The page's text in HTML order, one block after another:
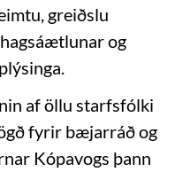
greiðslu
og
af öllu starfsfólki
fyrir bæjarráð og
Kópavogs þann